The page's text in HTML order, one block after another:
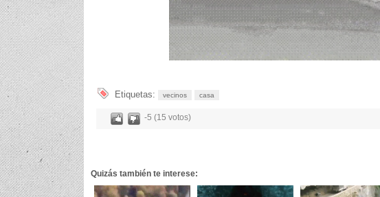
Etiquetas: vecinos casa
-5 (15 votos)
Quizás también te interese: